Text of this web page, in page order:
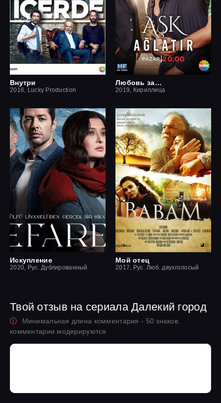
Внутри
2016, Lucky Production
Любовь заставит плакать
2019, Кириллица
Искупление
2020, Рус. Дублированный
Мой отец
2017, Рус. Люб. двухголосый
Твой отзыв на сериала Далекий город
Минимальная длина комментария - 50 знаков.
комментарии модерируются